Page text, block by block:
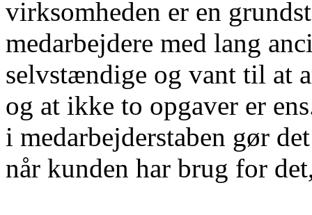
virksomheden er en
medarbejdere med lang
selvstændige og vant til at
og at ikke to opgaver er
i medarbejderstaben gør
når kunden har brug for